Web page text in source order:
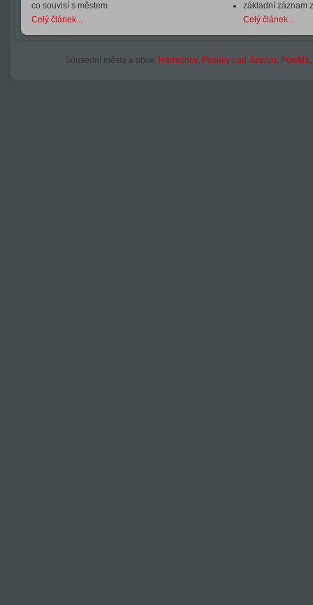
co souvisí s městem
Celý článek...
základní záznam
Celý článek...
Sousední města a obce: Harrachov, Paseky nad Jizerou, Poniklá,